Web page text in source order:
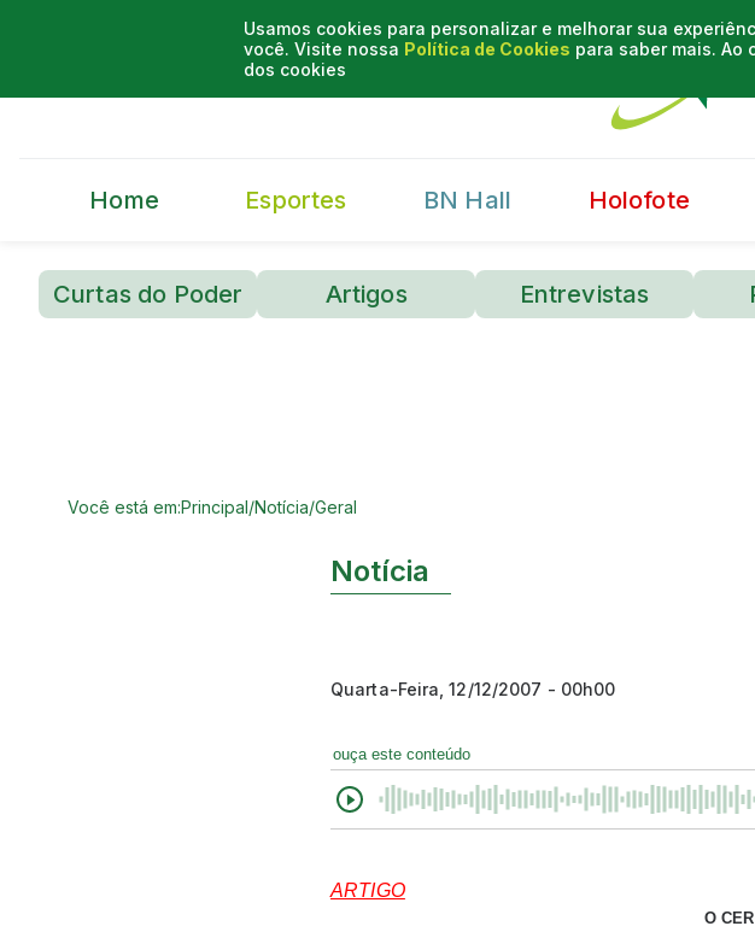
Usamos cookies para personalizar e melhorar sua
você. Visite nossa Política de Cookies para saber mais. Ao
dos cookies
Home Esportes BN Hall Holofote
Curtas do Poder Artigos Entrevistas
Você está em:Principal/Notícia/Geral
Notícia
Quarta-Feira, 12/12/2007 - 00h00
ouça este conteúdo
ARTIGO
O